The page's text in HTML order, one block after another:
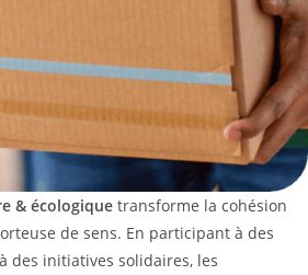
& écologique transforme la cohésion
de sens. En participant à des
des initiatives solidaires, les